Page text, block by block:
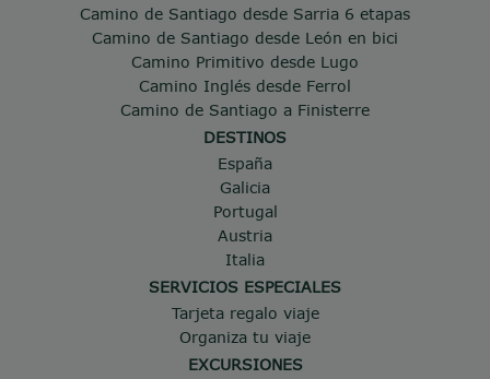
Camino de Santiago desde Sarria 6 etapas
Camino de Santiago desde León en bici
Camino Primitivo desde Lugo
Camino Inglés desde Ferrol
Camino de Santiago a Finisterre
DESTINOS
España
Galicia
Portugal
Austria
Italia
SERVICIOS ESPECIALES
Tarjeta regalo viaje
Organiza tu viaje
EXCURSIONES